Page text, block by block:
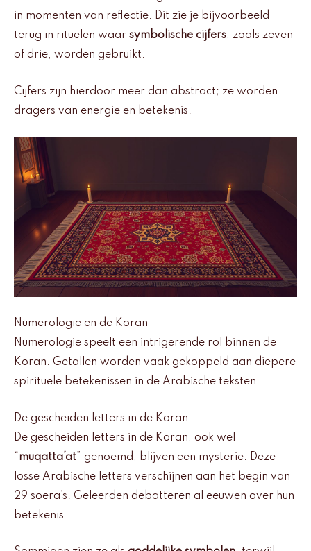
in momenten van reflectie. Dit zie je bijvoorbeeld
terug in rituelen waar symbolische cijfers, zoals zeven
of drie, worden gebruikt.
Cijfers zijn hierdoor meer dan abstract; ze worden
dragers van energie en betekenis.
Numerologie en de Koran
Numerologie speelt een intrigerende rol binnen de
Koran. Getallen worden vaak gekoppeld aan diepere
spirituele betekenissen in de Arabische teksten.
De gescheiden letters in de Koran
De gescheiden letters in de Koran, ook wel
muqatta’at ” genoemd, blijven een mysterie. Deze
losse Arabische letters verschijnen aan het begin van
29 soera’s. Geleerden debatteren al eeuwen over hun
betekenis.